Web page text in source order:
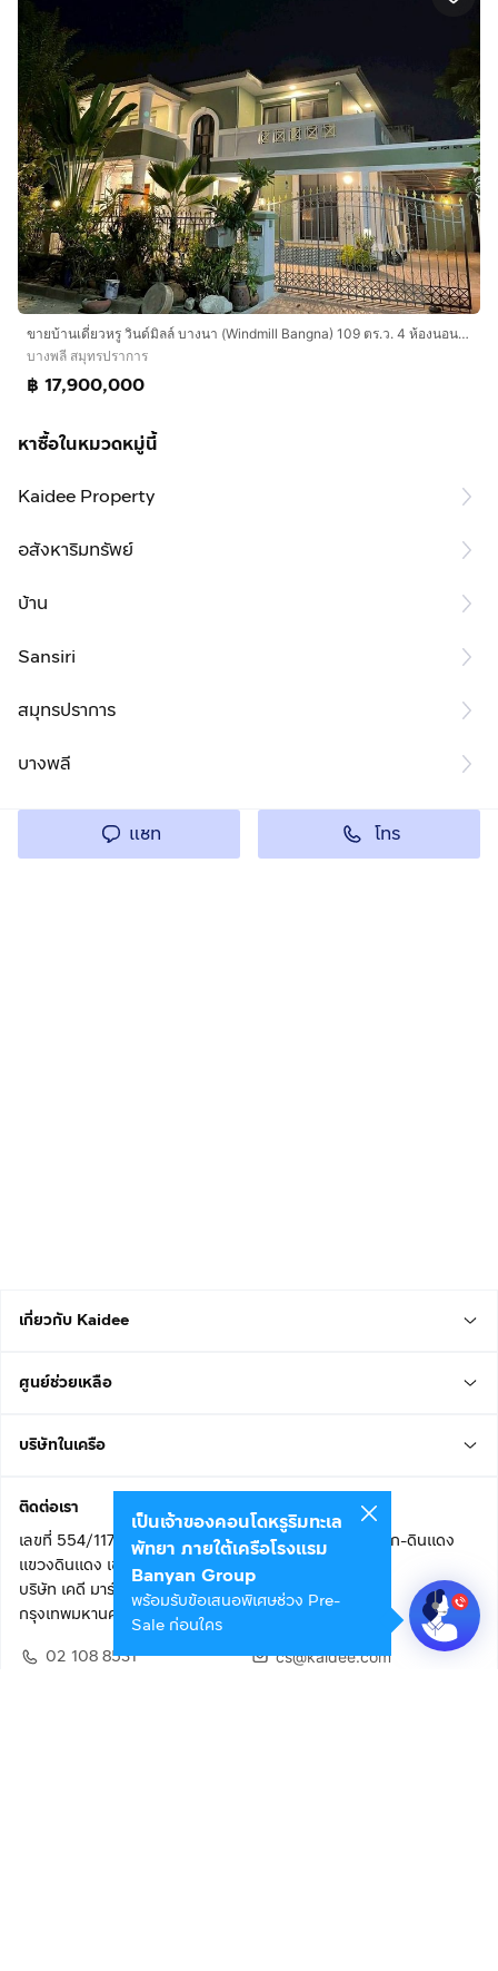
ขายบ้านเดี่ยวหรู วินด์มิลล์ บางนา (Windmill Bangna) 109 ตร.ว. 4 ห้องนอน บ้านในสนามกอล์ฟ ทำเลดี ใกล้เมกาบางนา
บางพลี สมุทรปราการ
฿ 17,900,000
หาซื้อในหมวดหมู่นี้
Kaidee Property
อสังหาริมทรัพย์
บ้าน
Sansiri
สมุทรปราการ
บางพลี
แชท โทร
เกี่ยวกับ Kaidee
ศูนย์ช่วยเหลือ
บริษัทในเครือ
ติดต่อเรา
เลขที่ 554/117 อาคารสกายไนน์ เซ็นเตอร์ ชั้น 22 ถนนอโศก-ดินแดง
แขวงดินแดง เขตดินแดง
บริษัท เคดี มาร์เก็ตเพลส จำกัด (สำนักงานใหญ่)
กรุงเทพมหานคร 10400
02 108 8531
cs@kaidee.com
เป็นเจ้าของคอนโดหรูริมทะเล
พัทยา ภายใต้เครือโรงแรม
Banyan Group
พร้อมรับข้อเสนอพิเศษช่วง Pre-
Sale ก่อนใคร